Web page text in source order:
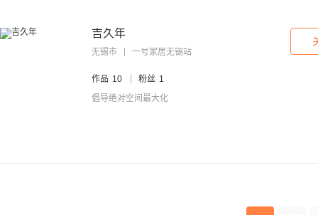
吉久年
无锡市 一号家居无锡站
作品 10 粉丝 1
倡导绝对空间最大化